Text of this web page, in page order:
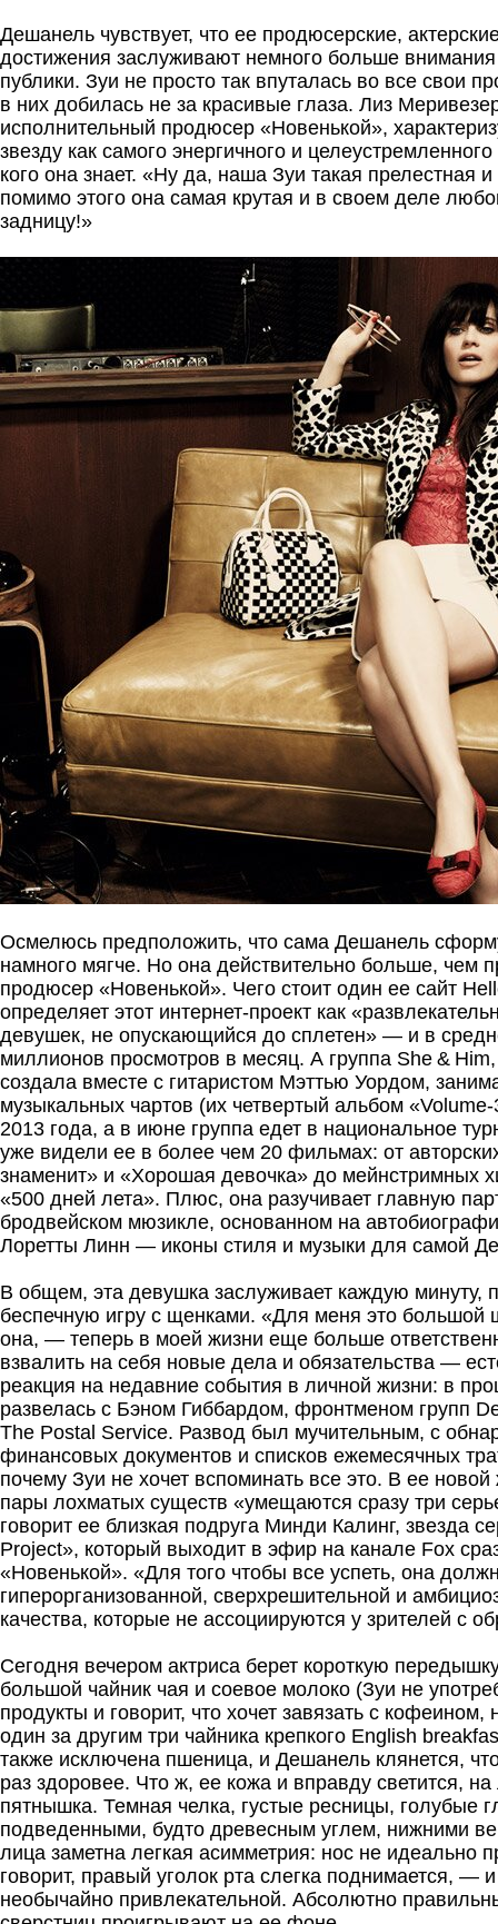
Дешанель чувствует, что ее продюсерские,
достижения заслуживают немного больше
публики. Зуи не просто так впуталась во все свои
в них добилась не за красивые глаза. Лиз
исполнительный продюсер «Новенькой»,
звезду как самого энергичного и
кого она знает. «Ну да, наша Зуи такая прелестная
помимо этого она самая крутая и в своем деле
задницу!»
Осмелюсь предположить, что сама Дешанель
намного мягче. Но она действительно больше, чем
продюсер «Новенькой». Чего стоит один ее сайт
определяет этот интернет-проект как
девушек, не опускающийся до сплетен» — и в
миллионов просмотров в месяц. А группа She &
создала вместе с гитаристом Мэттью Уордом,
музыкальных чартов (их четвертый альбом
2013 года, а в июне группа едет в национальное
уже видели ее в более чем 20 фильмах: от
знаменит» и «Хорошая девочка» до мейнстримных
«500 дней лета». Плюс, она разучивает главную
бродвейском мюзикле, основанном на
Лоретты Линн — иконы стиля и музыки для самой
В общем, эта девушка заслуживает каждую минуту,
беспечную игру с щенками. «Для меня это большой
она, — теперь в моей жизни еще больше
взвалить на себя новые дела и обязательства —
реакция на недавние события в личной жизни: в
развелась с Бэном Гиббардом, фронтменом групп
The Postal Service. Развод был мучительным, с
финансовых документов и списков ежемесячных
почему Зуи не хочет вспоминать все это. В ее
пары лохматых существ «умещаются сразу три
говорит ее близкая подруга Минди Калинг, звезда
Project», который выходит в эфир на канале Fox
«Новенькой». «Для того чтобы все успеть, она
гиперорганизованной, сверхрешительной и
качества, которые не ассоциируются у зрителей с
Сегодня вечером актриса берет короткую
большой чайник чая и соевое молоко (Зуи не
продукты и говорит, что хочет завязать с
один за другим три чайника крепкого English
также исключена пшеница, и Дешанель клянется,
раз здоровее. Что ж, ее кожа и вправду светится,
пятнышка. Темная челка, густые ресницы, голубые
подведенными, будто древесным углем, нижними
лица заметна легкая асимметрия: нос не идеально
говорит, правый уголок рта слегка поднимается, —
необычайно привлекательной. Абсолютно